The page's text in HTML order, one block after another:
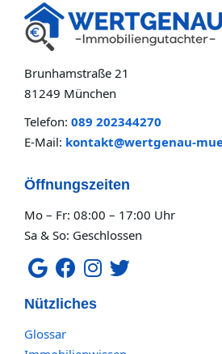
Brunhamstraße 21
81249 München
Telefon: 089 202344270
E-Mail: kontakt@wertgenau-
Öffnungszeiten
Mo – Fr: 08:00 – 17:00 Uhr
Sa & So: Geschlossen
Nützliches
Glossar